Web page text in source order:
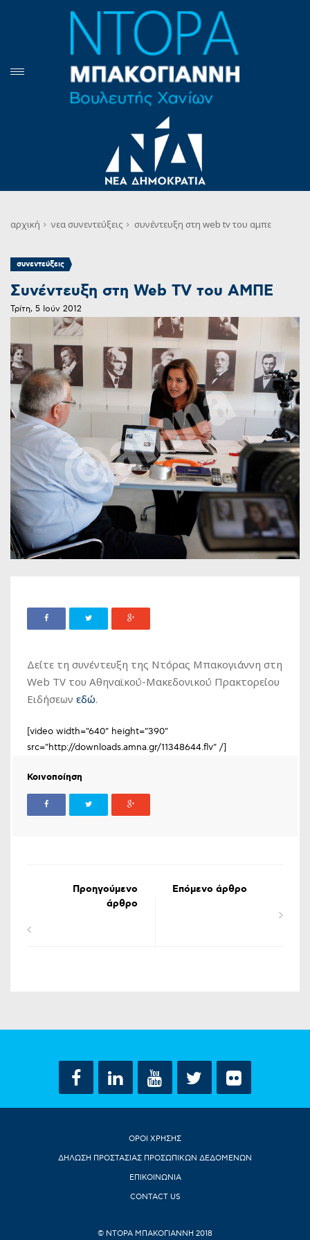
αρχική νεα συνεντεύξεις συνέντευξη στη web tv του αμπε
συνεντεύξεις
Συνέντευξη στη Web TV του ΑΜΠΕ
Τρίτη, 5 Ιούν 2012
Δείτε τη συνέντευξη της Ντόρας Μπακογιάννη στη
Web TV του Αθηναϊκού-Μακεδονικού Πρακτορείου
Ειδήσεων εδώ.
[video width="640" height="390"
src="http://downloads.amna.gr/11348644.flv" /]
Κοινοποίηση
Προηγούμενο
άρθρο
Επόμενο άρθρο
ΟΡΟΙ ΧΡΗΣΗΣ
ΔΗΛΩΣΗ ΠΡΟΣΤΑΣΙΑΣ ΠΡΟΣΩΠΙΚΩΝ ΔΕΔΟΜΕΝΩΝ
ΕΠΙΚΟΙΝΩΝΙΑ
CONTACT US
© ΝΤΟΡΑ ΜΠΑΚΟΓΙΑΝΝΗ 2018